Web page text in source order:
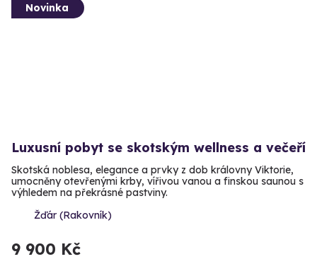
Novinka
Luxusní pobyt se skotským wellness a večeří
Skotská noblesa, elegance a prvky z dob královny Viktorie,
umocněny otevřenými krby, vířivou vanou a finskou saunou s
výhledem na překrásné pastviny.
Žďár (Rakovník)
9 900 Kč